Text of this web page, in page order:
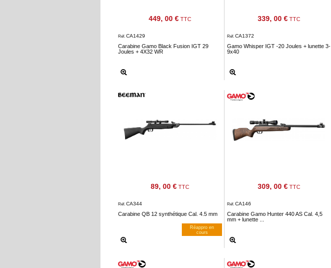
449, 00 €TTC
Carabine Gamo Black Fusion IGT 29
Joules + 4X32 WR
Réf. CA1429
339, 00 €TTC
Gamo Whisper IGT -20 Joules + lunette 3-
9x40
Réf. CA1372
89, 00 €TTC
Carabine QB 12 synthétique Cal. 4.5 mm
Réf. CA344
Réappro en
cours
309, 00 €TTC
Carabine Gamo Hunter 440 AS Cal. 4,5
mm + lunette ...
Réf. CA146